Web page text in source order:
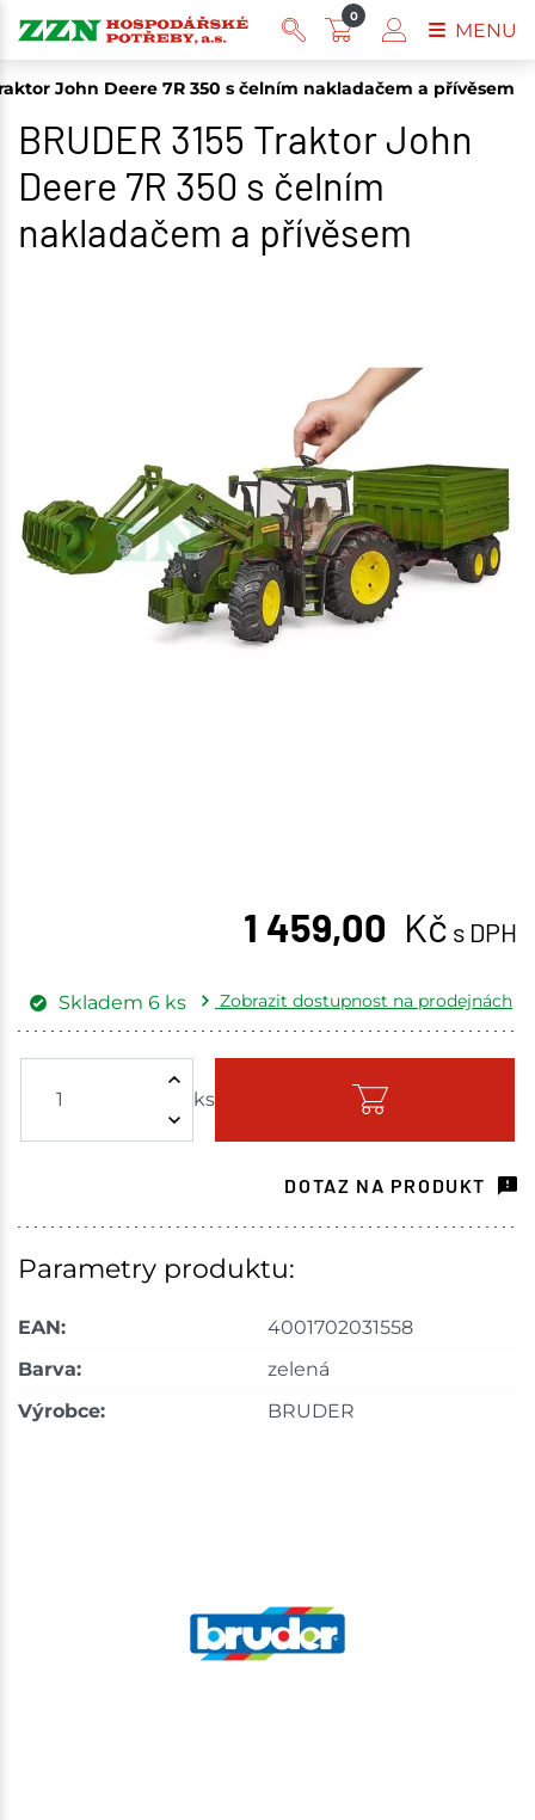
John Deere 7R 350 s čelním nakladačem a přívěsem
BRUDER 3155 Traktor John
Deere 7R 350 s čelním
nakladačem a přívěsem
1 459,00 Kč s DPH
ks
Skladem 6 ks
Zobrazit dostupnost na prodejnách
Skladem - ihned k odeslání
Havlíčkův Brod 1 ks
Skladem na prodejně - doručení do 7 dnů
Skladem na prodejně - doručení do 7 dnů
DOTAZ NA PRODUKT
Parametry produktu:
EAN:
4001702031558
Barva:
zelená
Výrobce:
BRUDER
0
MENU